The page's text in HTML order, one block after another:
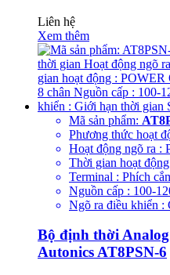
Liên hệ
Xem thêm
Mã sản phẩm:
Phương thức hoạt
Hoạt động ngõ ra
Thời gian hoạt
Terminal : Phích
Nguồn cấp : 100-
Ngõ ra điều khiển :
Bộ định thời
Autonics AT8PSN-6